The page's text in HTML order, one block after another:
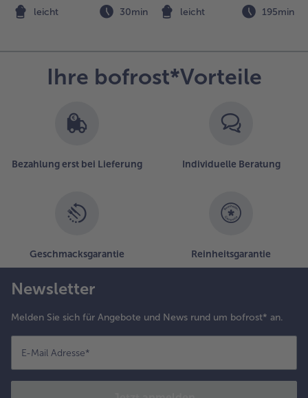
leicht 30min leicht 195min
Ihre bofrost*Vorteile
Bezahlung erst bei Lieferung Individuelle Beratung
Geschmacksgarantie Reinheitsgarantie
Newsletter
Melden Sie sich für Angebote und News rund um bofrost* an.
E-Mail Adresse*